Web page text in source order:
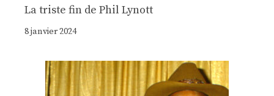
La triste fin de Phil Lynott
8 janvier 2024